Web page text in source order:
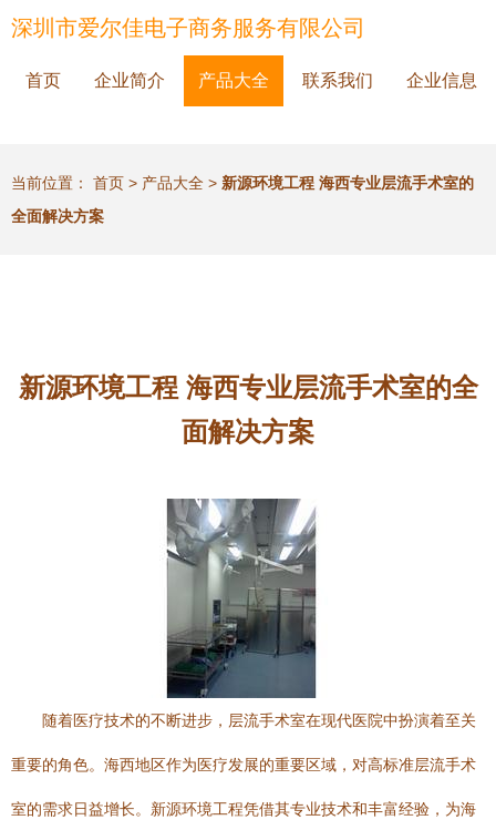
深圳市爱尔佳电子商务服务有限公司
首页 企业简介 产品大全 联系我们 企业信息
当前位置： 首页 > 产品大全 > 新源环境工程 海西专业层流手术室的
全面解决方案
新源环境工程 海西专业层流手术室的全
面解决方案
随着医疗技术的不断进步，层流手术室在现代医院中扮演着至关
重要的角色。海西地区作为医疗发展的重要区域，对高标准层流手术
室的需求日益增长。新源环境工程凭借其专业技术和丰富经验，为海